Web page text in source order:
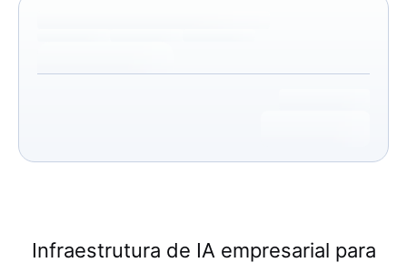
Infraestrutura de IA empresarial para